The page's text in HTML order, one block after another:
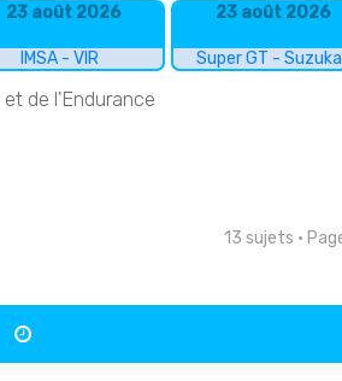
23 août 2026
IMSA - VIR
23 août 2026
Super GT - Suzuka
et de l'Endurance
13 sujets •